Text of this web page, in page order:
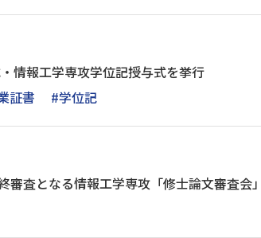
情報工学専攻学位記授与式を挙行
証書 #学位記
審査となる情報工学専攻「修士論文審査会